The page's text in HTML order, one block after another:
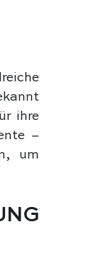
ihre
–
um